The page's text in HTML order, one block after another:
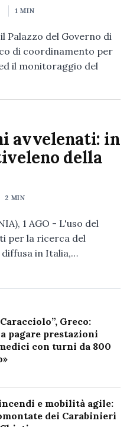
1 MIN
Palazzo del Governo di
di coordinamento per
il monitoraggio del
avvelenati: in
della
2 MIN
1 AGO - L'uso del
per la ricerca del
in Italia,…
Greco:
pagare prestazioni
con turni da 800
e mobilità agile:
dei Carabinieri